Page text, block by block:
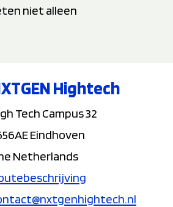
niet alleen
Hightech
Tech Campus 32
Eindhoven
Netherlands